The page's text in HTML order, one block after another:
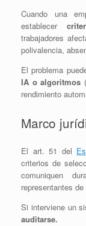
Cuando una
establecer
trabajadores
polivalencia,
El problema
IA o algoritmos
rendimiento
Marco
El art. 51 del
criterios de
comuniquen
representantes
Si interviene un
auditarse.